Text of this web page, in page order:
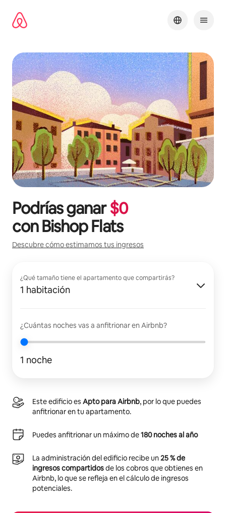
contenido
Podrías ganar$0
conBishop Flats
Descubre cómo estimamos tus ingresos
¿Qué tamaño tiene el apartamento que compartirás?
1 habitación
¿Cuántas noches vas a anfitrionar en Airbnb?
1 noche
Este edificio es Apto para Airbnb, por lo que puedes
anfitrionar en tu apartamento.
Puedes anfitrionar un máximo de180 noches al año
La administración del edificio recibe un25 % de
ingresos compartidosde los cobros que obtienes en
Airbnb, lo que se refleja en el cálculo de ingresos
potenciales.